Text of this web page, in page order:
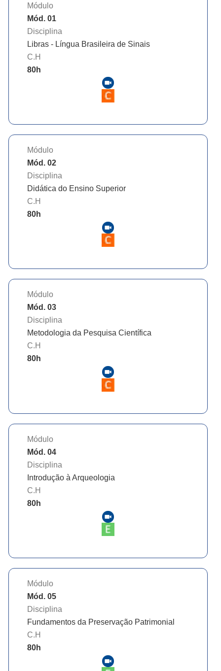
Módulo
Mód. 01
Disciplina
Libras - Língua Brasileira de Sinais
C.H
80h
Módulo
Mód. 02
Disciplina
Didática do Ensino Superior
C.H
80h
Módulo
Mód. 03
Disciplina
Metodologia da Pesquisa Científica
C.H
80h
Módulo
Mód. 04
Disciplina
Introdução à Arqueologia
C.H
80h
Módulo
Mód. 05
Disciplina
Fundamentos da Preservação Patrimonial
C.H
80h